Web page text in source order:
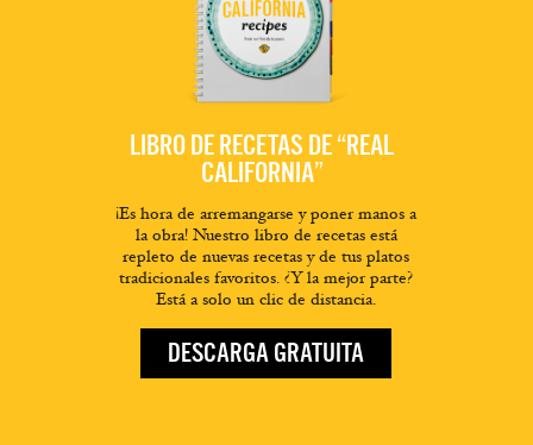
LIBRO DE RECETAS DE “REAL
CALIFORNIA”
¡Es hora de arremangarse y poner manos a
la obra! Nuestro libro de recetas está
repleto de nuevas recetas y de tus platos
tradicionales favoritos. ¿Y la mejor parte?
Está a solo un clic de distancia.
DESCARGA GRATUITA